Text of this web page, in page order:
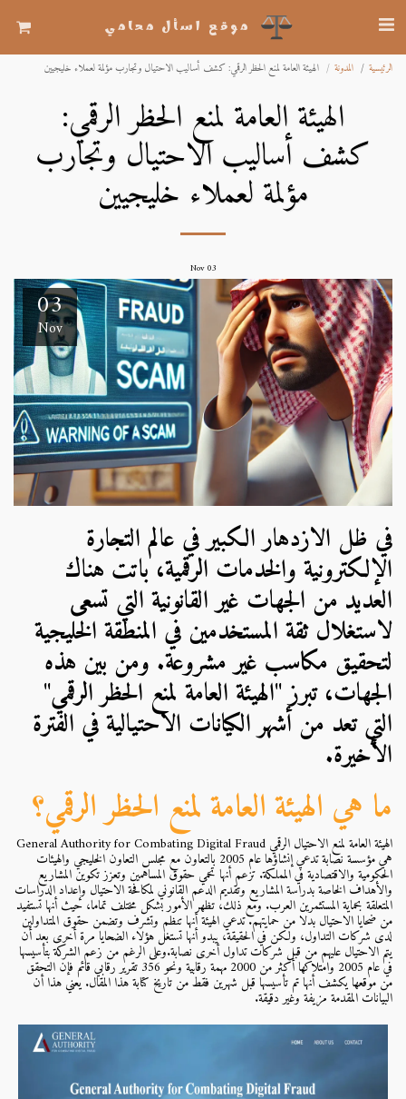
موقع اسأل محامي
الرئيسية المدونة الهيئة العامة لمنع الحظر الرقمي: كشف أساليب الاحتيال وتجارب مؤلمة لعملاء خليجيين
الهيئة العامة لمنع الحظر الرقمي:
كشف أساليب الاحتيال وتجارب
مؤلمة لعملاء خليجيين
03
Nov
03
Nov
في ظل الازدهار الكبير في عالم التجارة
الإلكترونية والخدمات الرقمية، باتت هناك
العديد من الجهات غير القانونية التي تسعى
لاستغلال ثقة المستخدمين في المنطقة الخليجية
لتحقيق مكاسب غير مشروعة. ومن بين هذه
الجهات، تبرز "الهيئة العامة لمنع الحظر الرقمي"
التي تعد من أشهر الكيانات الاحتيالية في الفترة
الأخيرة.
ما هي الهيئة العامة لمنع الحظر الرقمي؟
الهيئة العامة لمنع الاحتيال الرقمي General Authority for Combating Digital Fraud
هي مؤسسة نصابة تدعي إنشاؤها عام 2005 بالتعاون مع مجلس التعاون الخليجي والهيئات
الحكومية والاقتصادية في المملكة. تزعم أنها تحمي حقوق المساهمين وتعزز تكوين المشاريع
والأهداف الخاصة بدراسة المشاريع وتقديم الدعم القانوني لمكافحة الاحتيال وإعداد الدراسات
المتعلقة بحماية المستثمرين العرب. ومع ذلك، تظهر الأمور بشكل مختلف تماما، حيث أنها تستفيد
من ضحايا الاحتيال بدلا من حمايتهم. تدعي الهيئة أنها تنظم وتشرف وتضمن حقوق المتداولين
لدى شركات التداول، ولكن في الحقيقة، يبدو أنها تستغل هؤلاء الضحايا مرة أخرى بعد أن
يتم الاحتيال عليهم من قبل شركات تداول أخرى نصابة.وعلى الرغم من زعم الشركة بتأسيسها
في عام 2005 وامتلاكها أكثر من 2000 مهمة رقابية ونحو 356 تقرير رقابي قائم فإن التحقق
من موقعها يكشف أنها تم تأسيسها قبل شهرين فقط من تاريخ كتابة هذا المقال. يعني هذا أن
البيانات المقدمة مزيفة وغير دقيقة.